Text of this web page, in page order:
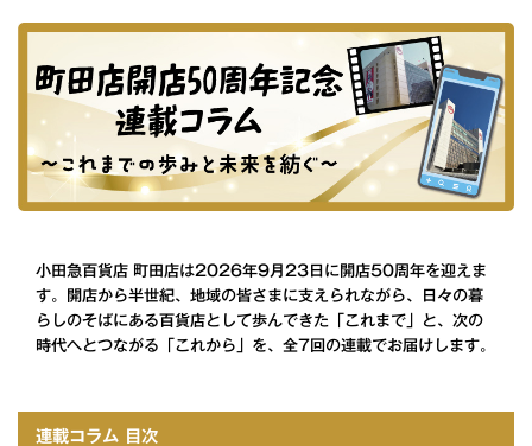
小田急百貨店 町田店は2026年9月23日に開店50周年を迎えま
す。開店から半世紀、地域の皆さまに支えられながら、日々の暮
らしのそばにある百貨店として歩んできた「これまで」と、次の
時代へとつながる「これから」を、全7回の連載でお届けします。
連載コラム 目次